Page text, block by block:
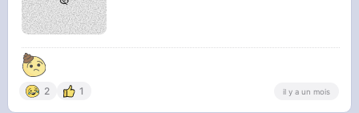
2 1 il y a un mois